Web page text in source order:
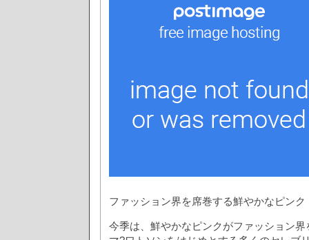
ファッション界を席巻する鮮やかなピンク
今季は、鮮やかなピンクがファッション